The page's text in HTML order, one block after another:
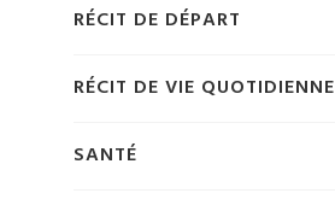
RÉCIT DE DÉPART
RÉCIT DE VIE QUOTIDIENNE
SANTÉ